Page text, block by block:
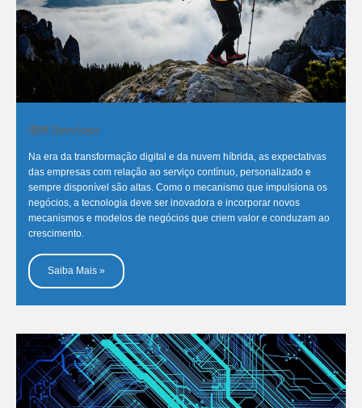
IBM Services
Na era da transformação digital e da nuvem híbrida, as expectativas
das empresas com relação ao serviço contínuo, personalizado e
sempre disponível são altas. Como o mecanismo que impulsiona os
negócios, a tecnologia deve ser inovadora e incorporar novos
mecanismos e modelos de negócios que criem valor e conduzam ao
crescimento.
Saiba Mais »